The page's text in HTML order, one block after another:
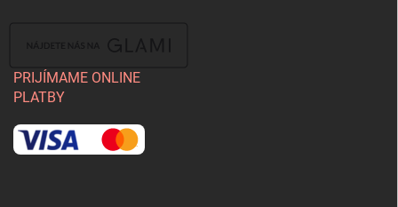
PRIJÍMAME ONLINE
PLATBY